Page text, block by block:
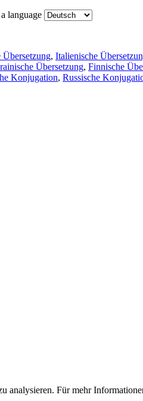
language
Übersetzung, Italienische
Übersetzung, Finnische
Konjugation, Russische
analysieren. Für mehr